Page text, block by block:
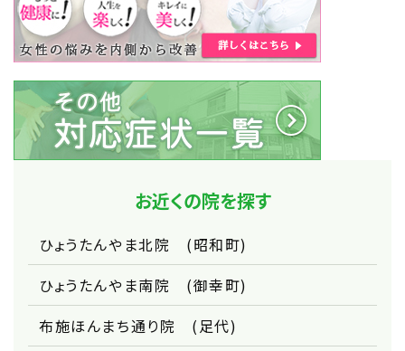
お近くの院を探す
ひょうたんやま北院 (昭和町)
ひょうたんやま南院 (御幸町)
布施ほんまち通り院 (足代)